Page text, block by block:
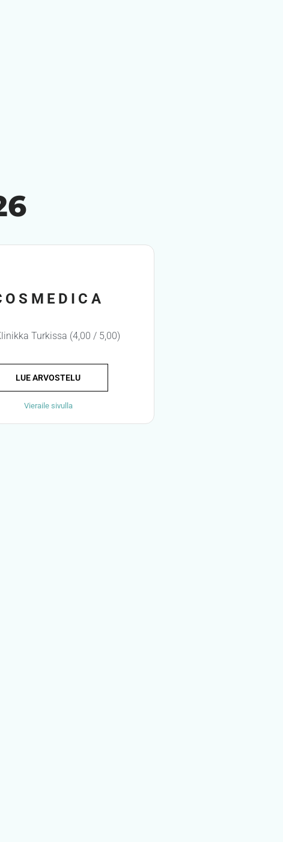
Turkissa (4,00 / 5,00)
LUE ARVOSTELU
Vieraile sivulla